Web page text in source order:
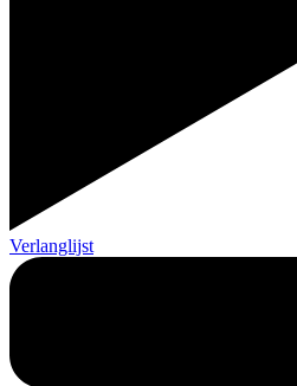
Verlanglijst